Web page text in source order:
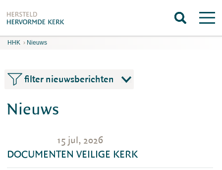
HHK › Nieuws
filter nieuwsberichten
Nieuws
15 jul, 2026
DOCUMENTEN VEILIGE KERK